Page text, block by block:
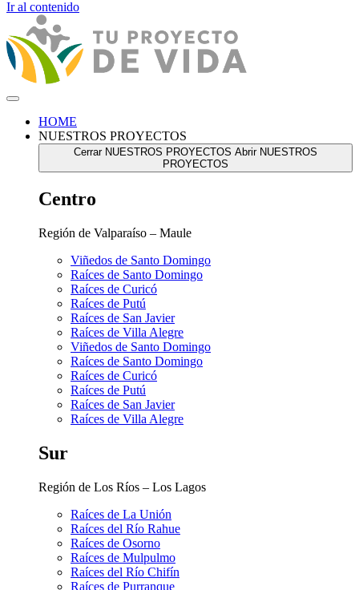
Ir al contenido
HOME
NUESTROS PROYECTOS
Cerrar NUESTROS PROYECTOS Abrir NUESTROS
PROYECTOS
Centro
Región de Valparaíso – Maule
Viñedos de Santo Domingo
Raíces de Santo Domingo
Raíces de Curicó
Raíces de Putú
Raíces de San Javier
Raíces de Villa Alegre
Viñedos de Santo Domingo
Raíces de Santo Domingo
Raíces de Curicó
Raíces de Putú
Raíces de San Javier
Raíces de Villa Alegre
Sur
Región de Los Ríos – Los Lagos
Raíces de La Unión
Raíces del Río Rahue
Raíces de Osorno
Raíces de Mulpulmo
Raíces del Río Chifín
Raíces de Purranque